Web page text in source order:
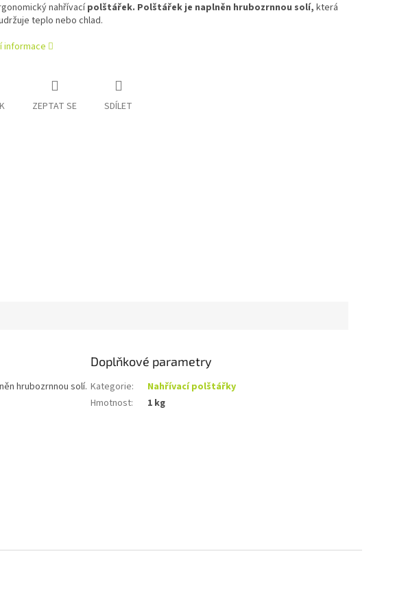
nahřívacípolštářek. Polštářek je naplněn hrubozrnnou solí, která
teplo nebo chlad.
informace
ZEPTAT SE SDÍLET
hrubozrnnou solí.
Doplňkové parametry
Kategorie:
Nahřívací polštářky
Hmotnost: 1 kg